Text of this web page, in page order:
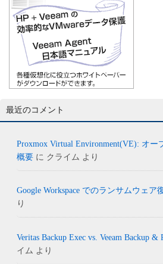
最近のコメント
Proxmox Virtual Environment(VE): オ
概要 に クライム より
Google Workspace でのランサムウェア
り
Veritas Backup Exec vs. Veeam Backup
イム より